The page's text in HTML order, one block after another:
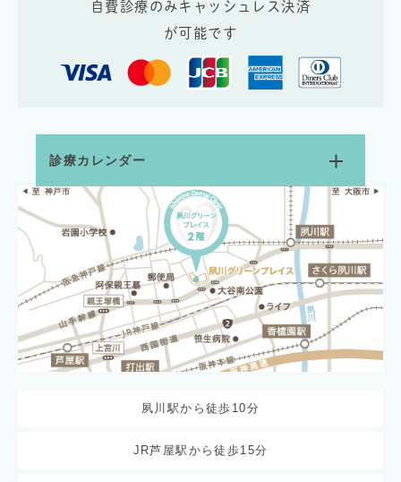
自費診療のみキャッシュレス決済
が可能です
診療カレンダー
夙川駅から徒歩10分
JR芦屋駅から徒歩15分